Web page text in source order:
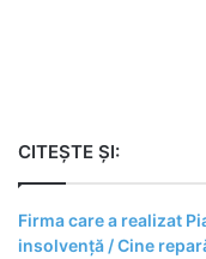
CITEȘTE ȘI:
Firma care a realizat
insolvență / Cine